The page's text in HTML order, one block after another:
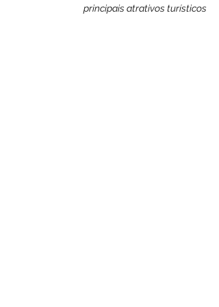
principais atrativos turísticos